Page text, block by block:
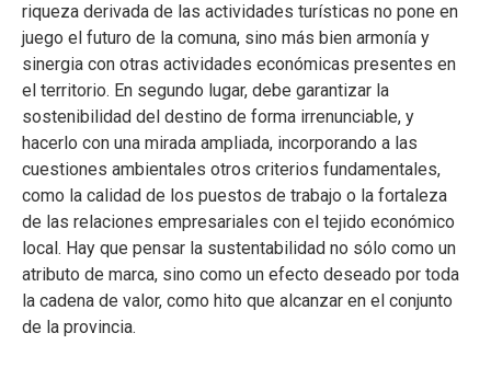
riqueza derivada de las actividades turísticas no pone en
juego el futuro de la comuna, sino más bien armonía y
sinergia con otras actividades económicas presentes en
el territorio. En segundo lugar, debe garantizar la
sostenibilidad del destino de forma irrenunciable, y
hacerlo con una mirada ampliada, incorporando a las
cuestiones ambientales otros criterios fundamentales,
como la calidad de los puestos de trabajo o la fortaleza
de las relaciones empresariales con el tejido económico
local. Hay que pensar la sustentabilidad no sólo como un
atributo de marca, sino como un efecto deseado por toda
la cadena de valor, como hito que alcanzar en el conjunto
de la provincia.